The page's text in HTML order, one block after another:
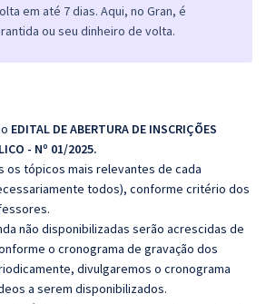
em até 7 dias. Aqui, no Gran, é
ou seu dinheiro de volta.
EDITAL DE ABERTURA DE INSCRIÇÕES
- Nº 01/2025.
os tópicos mais relevantes de cada
todos), conforme critério dos
não disponibilizadas serão acrescidas de
o cronograma de gravação dos
divulgaremos o cronograma
a serem disponibilizados.